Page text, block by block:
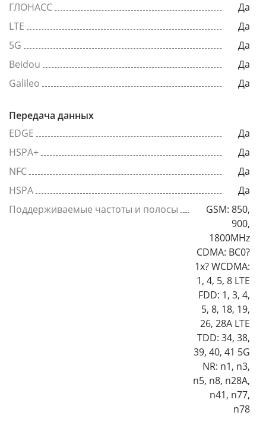
ГЛОНАСС
Да
LTE
Да
5G
Да
Beidou
Да
Galileo
Да
Передача данных
EDGE
Да
HSPA+
Да
NFC
Да
HSPA
Да
Поддерживаемые частоты и полосы
GSM: 850,
900,
1800MHz
CDMA: BC0?
1x? WCDMA:
1, 4, 5, 8 LTE
FDD: 1, 3, 4,
5, 8, 18, 19,
26, 28A LTE
TDD: 34, 38,
39, 40, 41 5G
NR: n1, n3,
n5, n8, n28A,
n41, n77,
n78